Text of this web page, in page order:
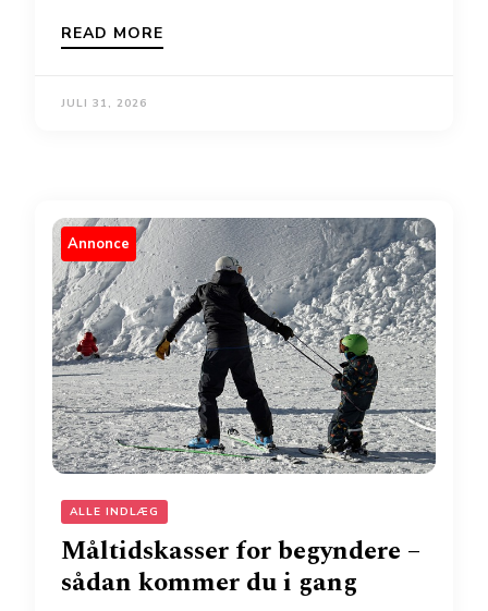
READ MORE
JULI 31, 2026
Annonce
ALLE INDLÆG
Måltidskasser for begyndere –
sådan kommer du i gang